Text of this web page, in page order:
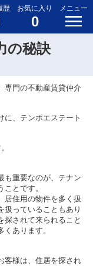
歴 お気に入り
0
メニュー
の秘訣
専門の不動産賃貸仲介
に、テンポエステート
も重要なのが、テナン
とです。
居住用の物件を多く扱
扱っていることもあり
探されて来られること
あります。
客様は、住居を探され